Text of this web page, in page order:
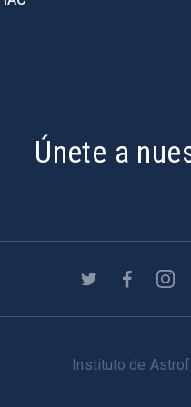
Únete a
Instituto de